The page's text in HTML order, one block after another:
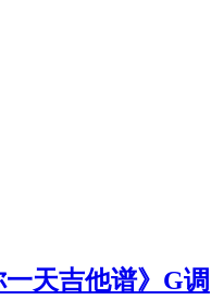
天吉他谱》G调